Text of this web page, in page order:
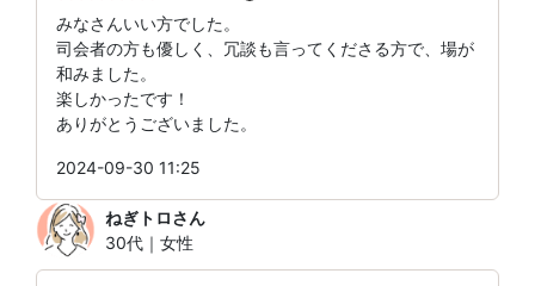
みなさんいい方でした。
司会者の方も優しく、冗談も言ってくださる方で、場が
和みました。
楽しかったです！
ありがとうございました。
2024-09-30 11:25
ねぎトロさん
30代｜女性